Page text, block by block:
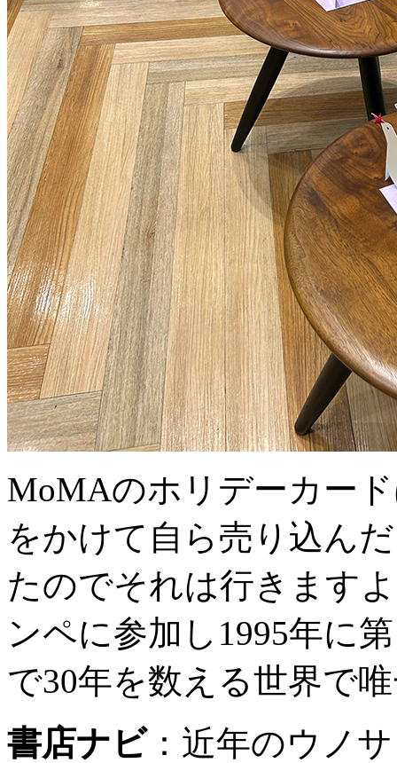
MoMAのホリデーカー
をかけて自ら売り込ん
たのでそれは行きます
ンペに参加し1995年に
で30年を数える世界で
書店ナビ： 近年のウノ